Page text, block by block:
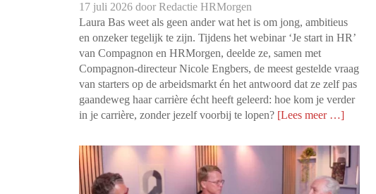
17 juli 2026 door Redactie HRMorgen
Laura Bas weet als geen ander wat het is om jong, ambitieus
en onzeker tegelijk te zijn. Tijdens het webinar ‘Je start in HR’
van Compagnon en HRMorgen, deelde ze, samen met
Compagnon-directeur Nicole Engbers, de meest gestelde vraag
van starters op de arbeidsmarkt én het antwoord dat ze zelf pas
gaandeweg haar carrière écht heeft geleerd: hoe kom je verder
in je carrière, zonder jezelf voorbij te lopen? [Lees meer …]